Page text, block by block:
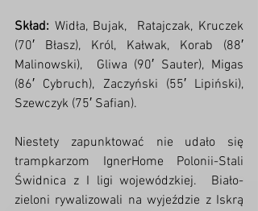
Skład: Widła, Bujak,  Ratajczak, Kruczek
(70′ Błasz), Król, Kałwak, Korab (88′
Malinowski),  Gliwa (90′ Sauter), Migas
(86′ Cybruch), Zaczyński (55′ Lipiński),
Szewczyk (75′ Safian).
Niestety zapunktować nie udało się
trampkarzom IgnerHome Polonii-Stali
Świdnica z I ligi wojewódzkiej.  Biało-
zieloni rywalizowali na wyjeździe z Iskrą